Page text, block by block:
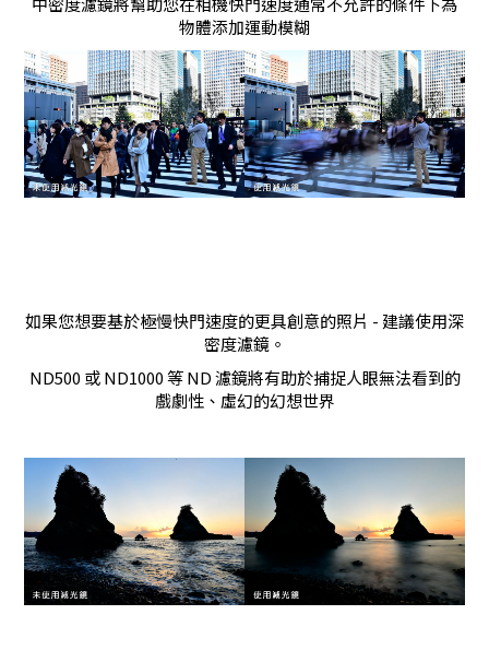
物體添加運動模糊
如果您想要基於極慢快門速度的更具創意的照片 - 建議使用深
密度濾鏡。
ND500 或 ND1000 等 ND 濾鏡將有助於捕捉人眼無法看到的
戲劇性、虛幻的幻想世界